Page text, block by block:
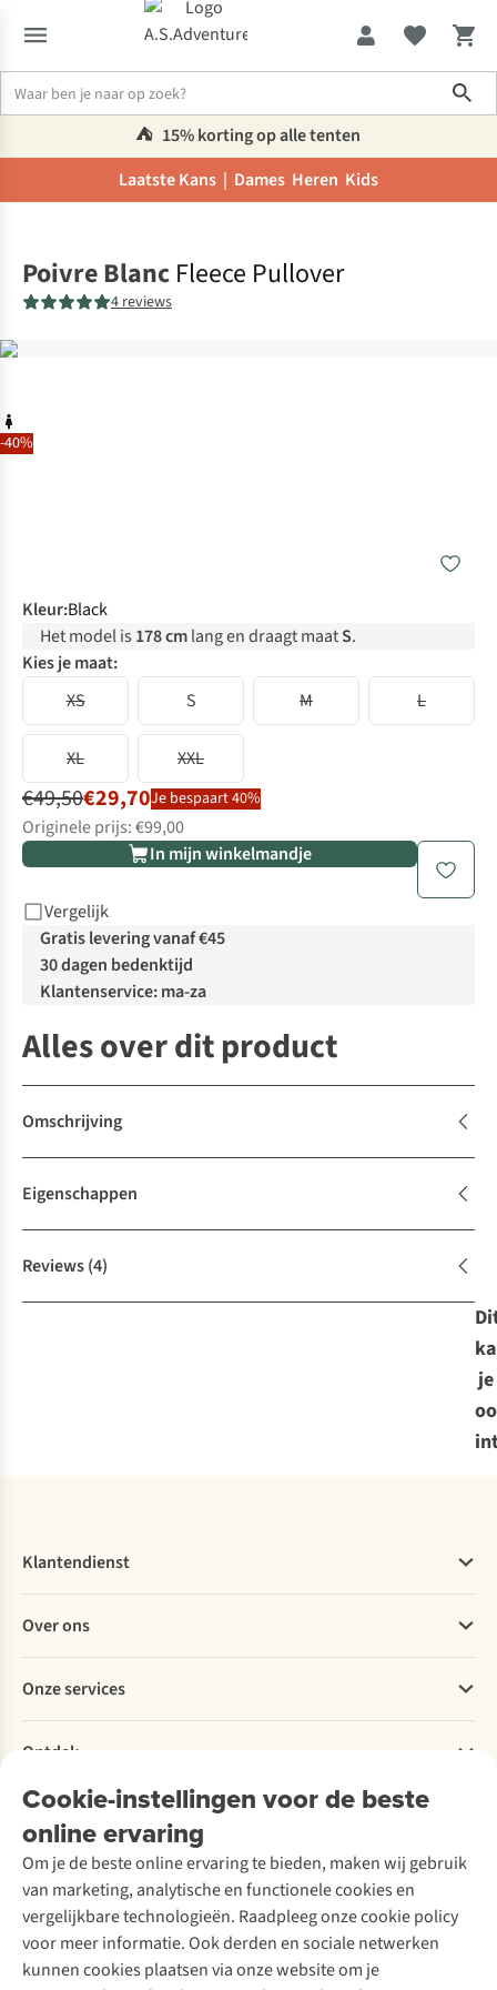
⛺️ 15% korting op alle tenten
Laatste Kans | Dames Heren Kids
-40%
Poivre Blanc Fleece Pullover
4 reviews
Kleur:Black
Het model is 178 cmlang en draagt maatS.
Kies je maat:
XS
S M L
XL XXL
€49,50€29,70Je bespaart 40%
Originele prijs: €99,00
In mijn winkelmandje
Vergelijk
Gratis levering vanaf €45
30 dagen bedenktijd
Klantenservice: ma-za
Alles over dit product
Omschrijving
Eigenschappen
Reviews(4)
je
Cookie-instellingen voor de beste
online ervaring
Om je de beste online ervaring te bieden, maken wij gebruik
van marketing, analytische en functionele cookies en
vergelijkbare technologieën. Raadpleeg onze cookie policy
voor meer informatie. Ook derden en sociale netwerken
kunnen cookies plaatsen via onze website om je
Klantendienst
Bestellen
Betalen
Levering
Retourneren
Bestelling herroepen
Garantie
Contact
Over ons
Explore More
Verantwoord ondernemen
Over Ayacucho
Onze winkels
Over A.S.Adventure
Toegankelijkheidsverklaring
Onze services
Ski-onderhoud
Wasservice
Schoenonderhoud
Schoenherstelling
Kledingherstelling
Retouches
Voor bedrijven
Ontdek
A.S.Magazine
Podcast
Explore Academy
Explore Camp
Gear Check
Inspiratie & advies
Meld je aan voor de nieuwsbrief
Follow us